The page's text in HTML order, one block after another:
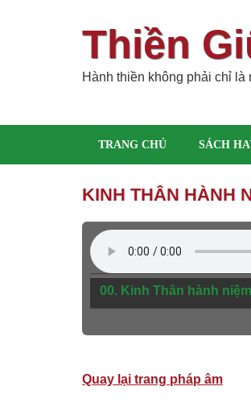
Thiền
Hành thiền không phải chỉ
TRANG CHỦ SÁCH
KINH THÂN HÀNH
00. Kinh Thân hành
Quay lại trang pháp âm